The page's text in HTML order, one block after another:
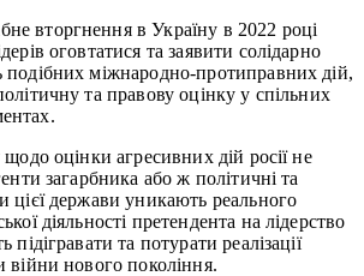
вторгнення в Україну в 2022 році
оговтатися та заявити солідарно
подібних міжнародно-протиправних дій,
та правову оцінку у спільних
щодо оцінки агресивних дій росії не
загарбника або ж політичні та
цієї держави уникають реального
діяльності претендента на лідерство
підігравати та потурати реалізації
війни нового покоління.